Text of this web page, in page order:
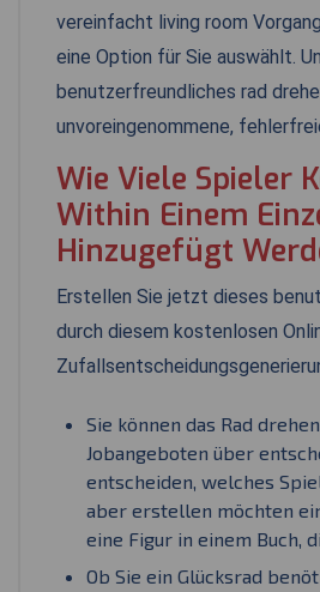
vereinfacht living room
eine Option für Sie auswählt.
benutzerfreundliches rad
unvoreingenommene,
Wie Viele Spieler
Within Einem
Hinzugefügt
Erstellen Sie jetzt dieses
durch diesem kostenlosen
Sie können das Rad
Jobangeboten über
entscheiden, welches
aber erstellen möchten
eine Figur in einem Buch,
Ob Sie ein Glücksrad